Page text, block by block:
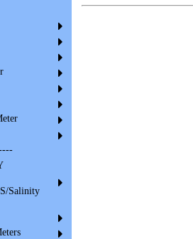
Salinity